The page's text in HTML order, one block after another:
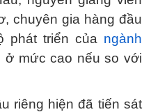
chuyên gia hàng đầu
phát triển của ngành
ở mức cao nếu so với
riêng hiện đã tiến sát